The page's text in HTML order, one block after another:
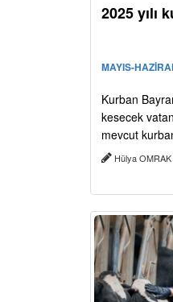
2025 yılı
MAYIS-
Kurban
kesecek
mevcut
Hülya OMRAK